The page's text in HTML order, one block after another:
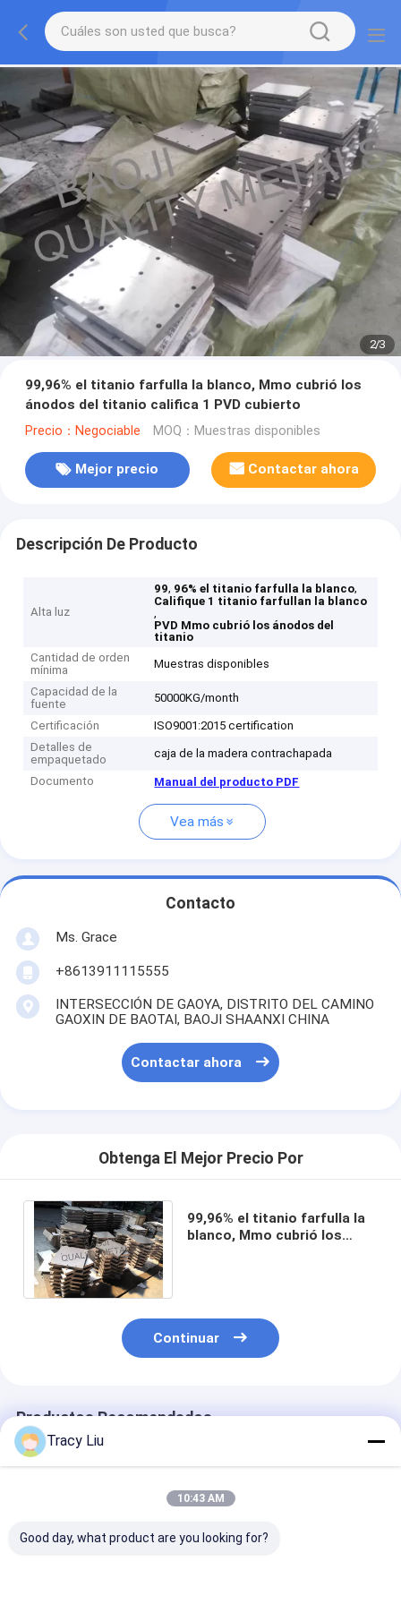
2/3
99,96% el titanio farfulla la blanco, Mmo cubrió los
ánodos del titanio califica 1 PVD cubierto
Precio：Negociable MOQ：Muestras disponibles
Mejor precio Contactar ahora
Descripción De Producto
Alta luz
99, 96% el titanio farfulla la blanco,
Califique 1 titanio farfullan la blanco
,
PVD Mmo cubrió los ánodos del
titanio
Cantidad de orden
mínima
Muestras disponibles
Capacidad de la
fuente
50000KG/month
Certificación
ISO9001:2015 certification
Detalles de
empaquetado
caja de la madera contrachapada
Documento Manual del producto PDF
Vea más
Contacto
Ms. Grace
+8613911115555
INTERSECCIÓN DE GAOYA, DISTRITO DEL CAMINO
GAOXIN DE BAOTAI, BAOJI SHAANXI CHINA
Contactar ahora
Obtenga El Mejor Precio Por
99,96% el titanio farfulla la
blanco, Mmo cubrió los
Continuar
Productos Recomendados
Tracy Liu
10:43 AM
Good day, what product are you looking for?